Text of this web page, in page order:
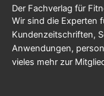
Der Fachverlag für
Wir sind die Experten
Kundenzeitschriften,
Anwendungen,
vieles mehr zur